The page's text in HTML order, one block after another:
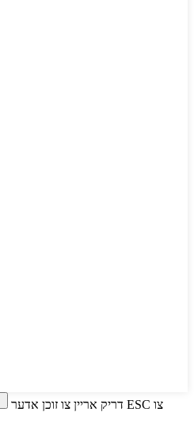
דריק אריין צו זוכן אדער ESC צו